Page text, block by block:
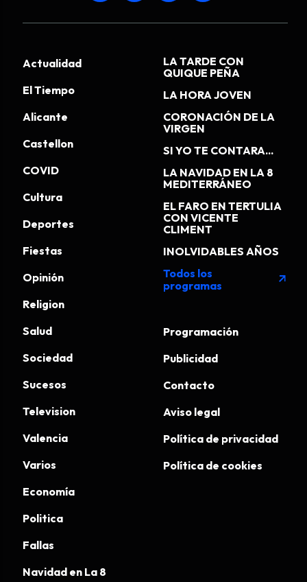
Actualidad
El Tiempo
Alicante
Castellon
COVID
Cultura
Deportes
Fiestas
Opinión
Religion
Salud
Sociedad
Sucesos
Television
Valencia
Varios
Economía
Politica
Fallas
Navidad en La 8
LA TARDE CON
QUIQUE PEÑA
LA HORA JOVEN
CORONACIÓN DE LA
VIRGEN
SI YO TE CONTARA...
LA NAVIDAD EN LA 8
MEDITERRÁNEO
EL FARO EN TERTULIA
CON VICENTE
CLIMENT
INOLVIDABLES AÑOS
Todos los
programas
arrow_outward
Programación
Publicidad
Contacto
Aviso legal
Política de privacidad
Política de cookies